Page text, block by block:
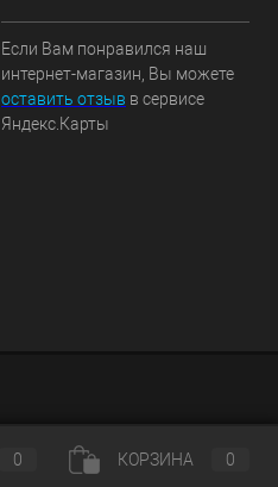
Если Вам понравился наш
интернет-магазин, Вы можете
оставить отзыв в сервисе
Яндекс.Карты
0 КОРЗИНА 0